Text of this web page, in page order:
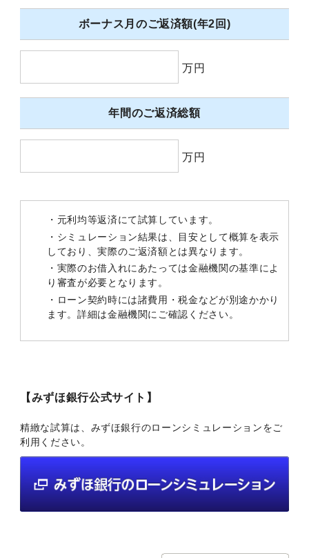
ボーナス月のご返済額(年2回)
万円
年間のご返済総額
万円
・元利均等返済にて試算しています。
・シミュレーション結果は、目安として概算を表示
しており、実際のご返済額とは異なります。
・実際のお借入れにあたっては金融機関の基準によ
り審査が必要となります。
・ローン契約時には諸費用・税金などが別途かかり
ます。詳細は金融機関にご確認ください。
【みずほ銀行公式サイト】
精緻な試算は、みずほ銀行のローンシミュレーションをご
利用ください。